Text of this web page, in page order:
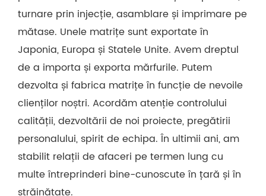
turnare prin injecție, asamblare și imprimare pe
mătase. Unele matrițe sunt exportate în
Japonia, Europa și Statele Unite. Avem dreptul
de a importa și exporta mărfurile. Putem
dezvolta și fabrica matrițe în funcție de nevoile
clienților noștri. Acordăm atenție controlului
calității, dezvoltării de noi proiecte, pregătirii
personalului, spirit de echipa. În ultimii ani, am
stabilit relații de afaceri pe termen lung cu
multe întreprinderi bine-cunoscute în țară și în
străinătate.